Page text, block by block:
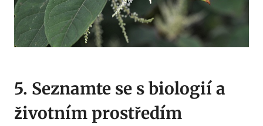
5. Seznamte se s biologií a
životním prostředím